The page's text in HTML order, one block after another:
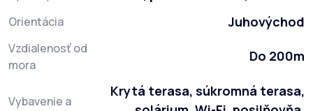
Orientácia Juhovýchod
Vzdialenosť od
mora
Do 200m
Vybavenie a
Krytá terasa, súkromná terasa,